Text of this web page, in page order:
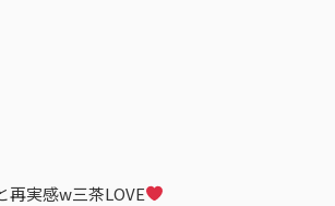
再実感w三茶LOVE